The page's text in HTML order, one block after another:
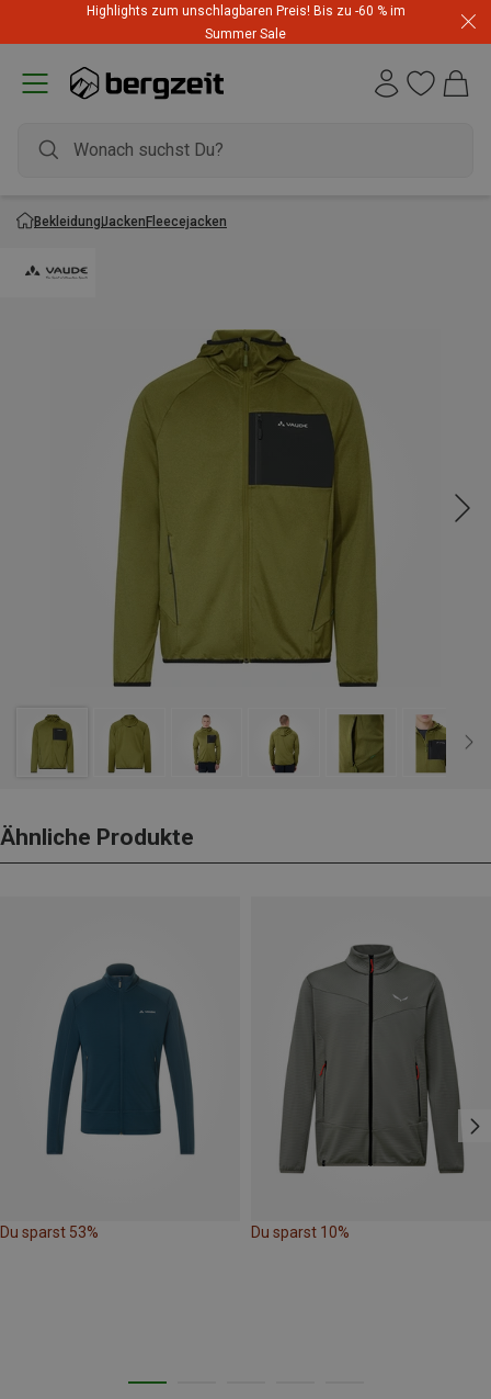
Highlights zum unschlagbaren Preis! Bis zu -60 % im
Summer Sale
BekleidungJackenFleecejacken
Ähnliche Produkte
Du sparst 53% Du sparst 10%